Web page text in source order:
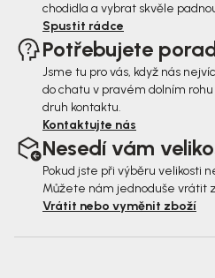
chodidla a vybrat skvěle
Spustit rádce
Potřebujete
Jsme tu pro vás, když nás
do chatu v pravém dolním
druh kontaktu.
Kontaktujte nás
Nesedí vám
Pokud jste při výběru velikosti
Můžete nám jednoduše vrátit
Vrátit nebo vyměnit zboží